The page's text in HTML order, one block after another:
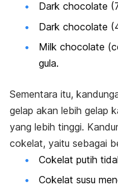
Dark chocolate
Dark chocolate
Milk chocolate
gula.
Sementara itu,
gelap akan lebih gelap
yang lebih tinggi.
cokelat, yaitu sebagai
Cokelat putih
Cokelat susu